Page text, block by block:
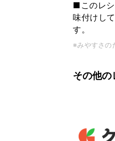
■このレ
味付けし
す。
※みやすさの
その他の